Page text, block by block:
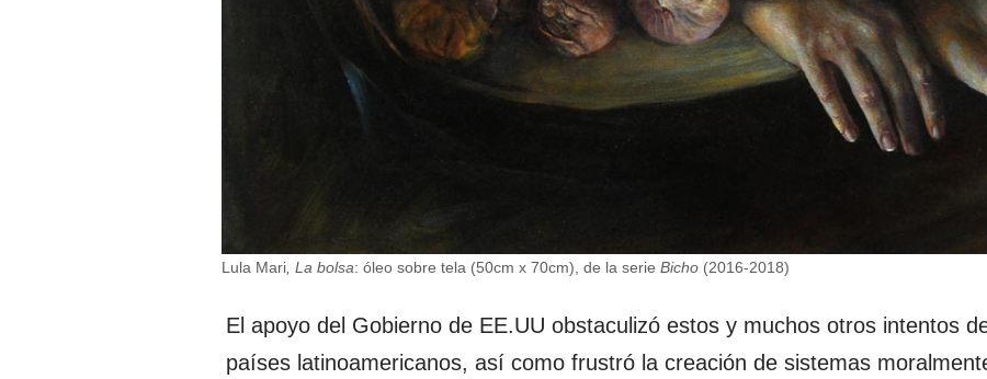
Lula Mari, La bolsa: óleo sobre tela (50cm x 70cm), de la serie Bicho(2016-2018)
El apoyo del Gobierno de EE.UU obstaculizó estos y muchos otros intentos
países latinoamericanos, así como frustró la creación de sistemas